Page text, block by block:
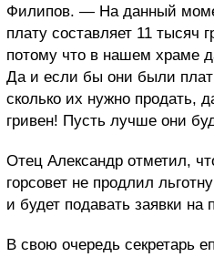
Филипов. — На данный
плату составляет 11 тысяч
потому что в нашем храме
Да и если бы они были
сколько их нужно продать,
гривен! Пусть лучше они
Отец Александр отметил,
горсовет не продлил
и будет подавать заявки на
В свою очередь секретарь